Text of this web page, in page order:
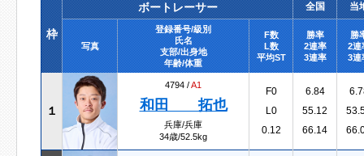
枠
ボートレーサー 全国 当
写真
登録番号/級別
氏名
支部/出身地
年齢/体重
F数
L数
平均ST
勝率
2連率
3連率
勝
2連
3連
１
4794 /A1
和田 拓也
兵庫/兵庫
34歳/52.5kg
F0
L0
0.12
6.84
55.12
66.14